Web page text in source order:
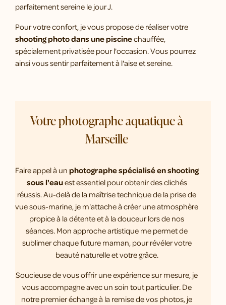
parfaitement sereine le jour J.
Pour votre confort, je vous propose de réaliser votre
shooting photo dans une piscinechauffée,
spécialement privatisée pour l'occasion. Vous pourrez
ainsi vous sentir parfaitement à l'aise et sereine.
Votre photographe aquatique à
Marseille
Faire appel à un photographe spécialisé en shooting
sous l'eauest essentiel pour obtenir des clichés
réussis. Au-delà de la maîtrise technique de la prise de
vue sous-marine, je m'attache à créer une atmosphère
propice à la détente et à la douceur lors de nos
séances. Mon approche artistique me permet de
sublimer chaque future maman, pour révéler votre
beauté naturelle et votre grâce.
Soucieuse de vous offrir une expérience sur mesure, je
vous accompagne avec un soin tout particulier. De
notre premier échange à la remise de vos photos, je